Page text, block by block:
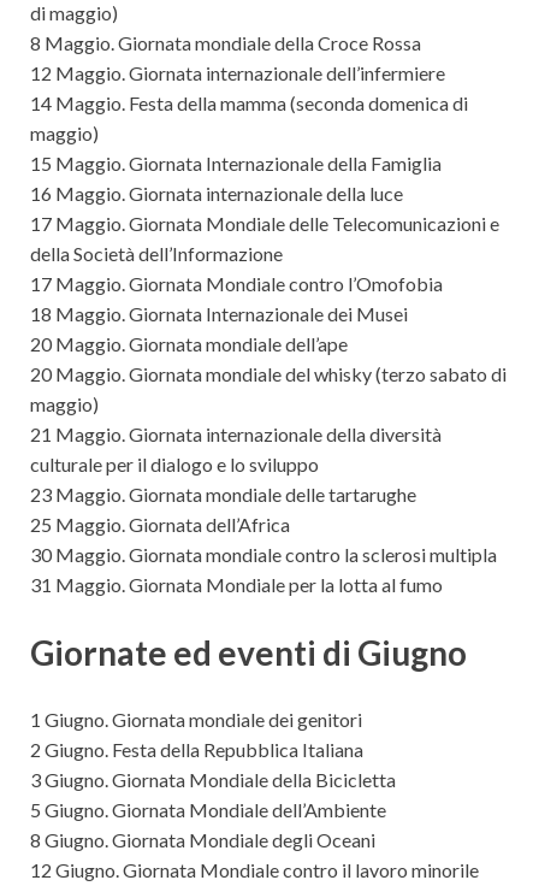
di maggio)
8 Maggio. Giornata mondiale della Croce Rossa
12 Maggio. Giornata internazionale dell’infermiere
14 Maggio. Festa della mamma (seconda domenica di
maggio)
15 Maggio. Giornata Internazionale della Famiglia
16 Maggio. Giornata internazionale della luce
17 Maggio. Giornata Mondiale delle Telecomunicazioni e
della Società dell’Informazione
17 Maggio. Giornata Mondiale contro l’Omofobia
18 Maggio. Giornata Internazionale dei Musei
20 Maggio. Giornata mondiale dell’ape
20 Maggio. Giornata mondiale del whisky (terzo sabato di
maggio)
21 Maggio. Giornata internazionale della diversità
culturale per il dialogo e lo sviluppo
23 Maggio. Giornata mondiale delle tartarughe
25 Maggio. Giornata dell’Africa
30 Maggio. Giornata mondiale contro la sclerosi multipla
31 Maggio. Giornata Mondiale per la lotta al fumo
Giornate ed eventi di Giugno
1 Giugno. Giornata mondiale dei genitori
2 Giugno. Festa della Repubblica Italiana
3 Giugno. Giornata Mondiale della Bicicletta
5 Giugno. Giornata Mondiale dell’Ambiente
8 Giugno. Giornata Mondiale degli Oceani
12 Giugno. Giornata Mondiale contro il lavoro minorile